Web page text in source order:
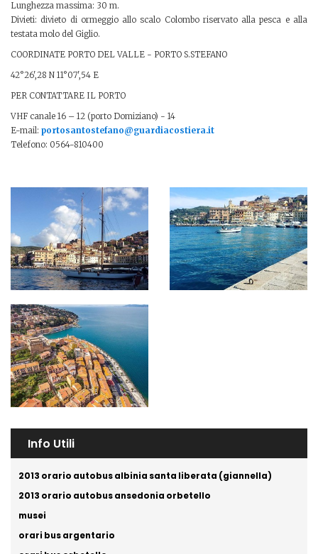
Lunghezza massima: 30 m.
Divieti: divieto di ormeggio allo scalo Colombo riservato alla pesca e alla
testata molo del Giglio.
COORDINATE PORTO DEL VALLE - PORTO S.STEFANO
42°26',28 N 11°07',54 E
PER CONTATTARE IL PORTO
VHF canale 16 – 12 (porto Domiziano) - 14
E-mail: portosantostefano@guardiacostiera.it
Telefono: 0564-810400
Info Utili
2013 orario autobus albinia santa liberata (giannella)
2013 orario autobus ansedonia orbetello
musei
orari bus argentario